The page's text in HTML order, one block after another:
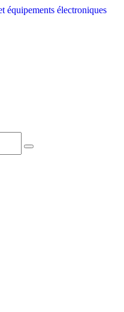
équipements électroniques